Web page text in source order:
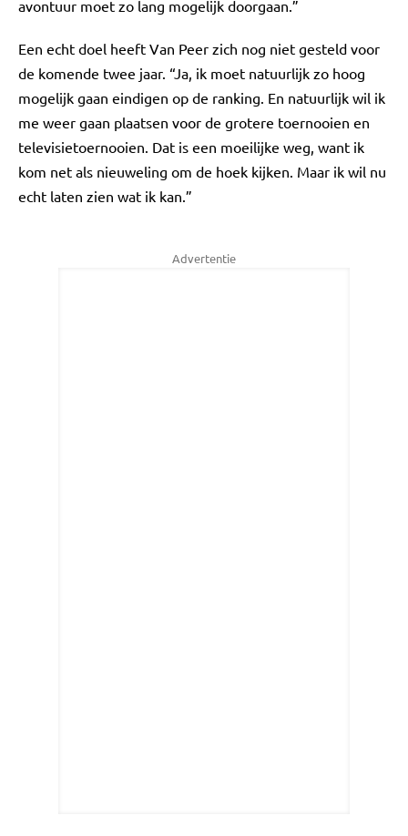
avontuur moet zo lang mogelijk doorgaan.”
Een echt doel heeft Van Peer zich nog niet gesteld voor
de komende twee jaar. “Ja, ik moet natuurlijk zo hoog
mogelijk gaan eindigen op de ranking. En natuurlijk wil ik
me weer gaan plaatsen voor de grotere toernooien en
televisietoernooien. Dat is een moeilijke weg, want ik
kom net als nieuweling om de hoek kijken. Maar ik wil nu
echt laten zien wat ik kan.”
Advertentie